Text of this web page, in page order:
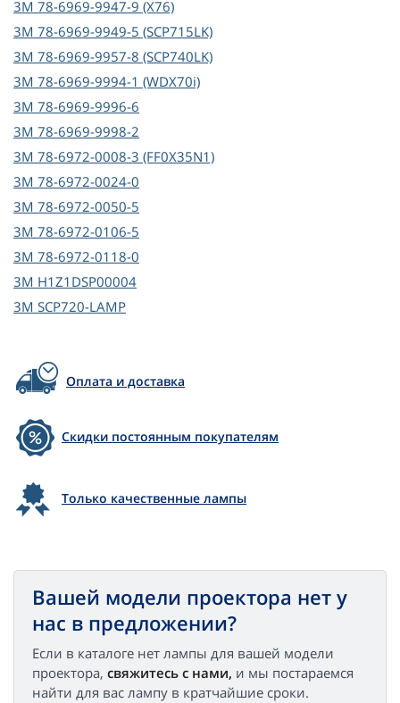
3M 78-6969-9947-9 (X76)
3M 78-6969-9949-5 (SCP715LK)
3M 78-6969-9957-8 (SCP740LK)
3M 78-6969-9994-1 (WDX70i)
3M 78-6969-9996-6
3M 78-6969-9998-2
3M 78-6972-0008-3 (FF0X35N1)
3M 78-6972-0024-0
3M 78-6972-0050-5
3M 78-6972-0106-5
3M 78-6972-0118-0
3M H1Z1DSP00004
3M SCP720-LAMP
Оплата и доставка
Скидки постоянным покупателям
Только качественные лампы
Вашей модели проектора нет у
нас в предложении?
Если в каталоге нет лампы для вашей модели
проектора, свяжитесь с нами, и мы постараемся
найти для вас лампу в кратчайшие сроки.